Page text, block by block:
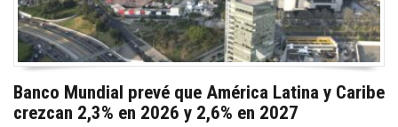
Banco Mundial prevé que América Latina y Caribe
crezcan 2,3% en 2026 y 2,6% en 2027